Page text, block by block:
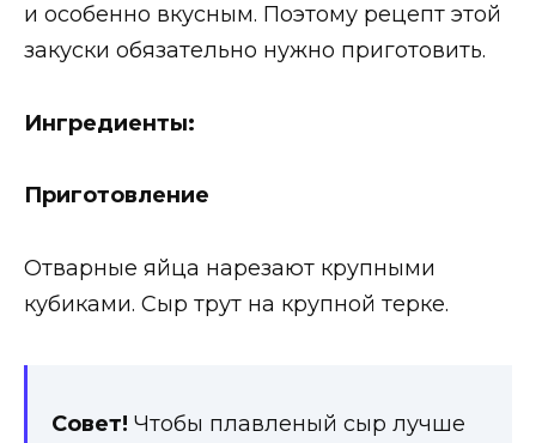
и особенно вкусным. Поэтому рецепт этой
закуски обязательно нужно приготовить.
Ингредиенты:
Приготовление
Отварные яйца нарезают крупными
кубиками. Сыр трут на крупной терке.
Совет! Чтобы плавленый сыр лучше